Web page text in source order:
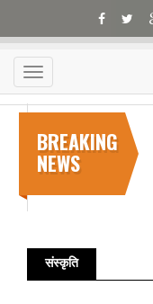
main
content
Toggle
navigation
BREAKING
NEWS
संस्कृति